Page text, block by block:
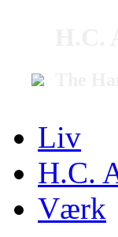
Liv
H.C.
Værk